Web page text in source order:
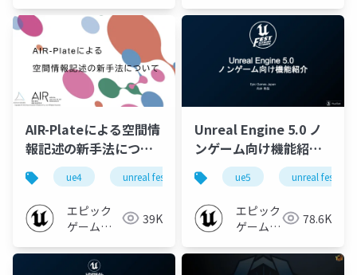
ャパン
ャパン
AIR-Plateによる空間情
報記述の新手法につい
て【UNREAL FEST
WEST ’22】
ue4 unreal fest unreal fest west ’22
エピック
ゲームズ
39K
Unreal Engine 5.0 ノ
ンゲーム向け機能紹介
【UNREAL FEST
EXTREME '22
SUMMER】
ue5 unreal fest
エピック
ゲームズ
78.6K